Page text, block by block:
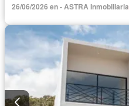
26/06/2026 en - ASTRA Inmobiliaria